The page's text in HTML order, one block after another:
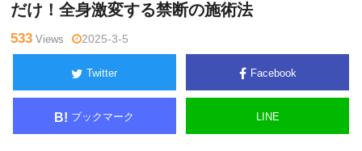
だけ！全身激変する禁断の施術法
533 Views 2025-3-5
Twitter Facebook
B! ブックマーク LINE